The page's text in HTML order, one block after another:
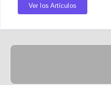
Ver los Artículos